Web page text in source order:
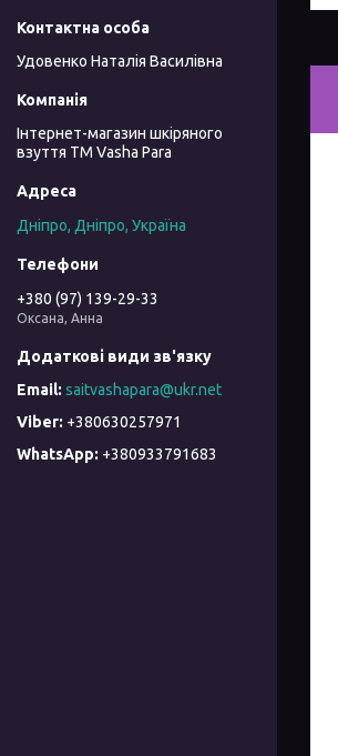
Удовенко Наталія Василівна
Інтернет-магазин шкіряного
взуття ТМ Vasha Para
Дніпро, Дніпро, Україна
+380 (97) 139-29-33
Оксана, Анна
saitvashapara@ukr.net
+380630257971
+380933791683